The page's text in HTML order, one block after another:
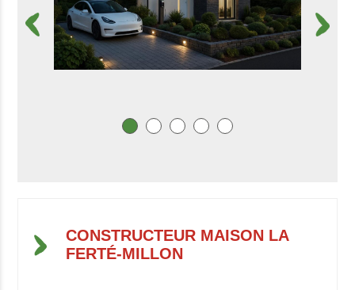
CONSTRUCTEUR MAISON LA
FERTÉ-MILLON